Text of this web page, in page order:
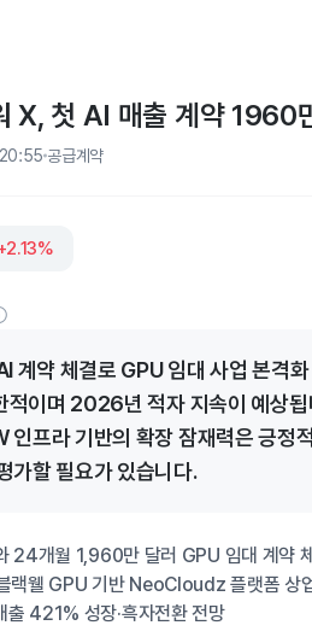
X, 첫 AI 매출 계약 1960
공급계약
계약 체결로 GPU 임대 사업 본격
적이며 2026년 적자 지속이 예상
프라 기반의 확장 잠재력은 긍정
가할 필요가 있습니다.
24개월 1,960만 달러 GPU 임대 계약
랙웰 GPU 기반 NeoCloudz 플랫폼 상
421% 성장·흑자전환 전망